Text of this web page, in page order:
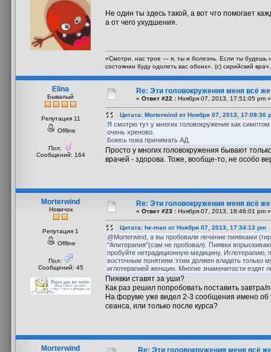
Не один ты здесь такой, а вот что помогает
а от чего ухудшения.
«Смотри, нас трое — я, ты и болезнь. Если ты будешь
состоянии буду одолеть вас обоих». (с) сирийский
Elina
Бывалый
Репутация 11
Offline
Пол:
Сообщений: 164
Re: Эти головокружения меня всё
« Ответ #22 : Ноября 07, 2013, 17:51:05 pm »
Цитата: Morterwind от Ноября 07, 2013, 17:08:30
Я смотрю тут у многих головокружение как
очень хреново.
Боюсь пока принимать АД.
Просто у многих головокружения бывают
врачей - здорова. Тоже, вообще-то, не особо
Morterwind
Новичок
Репутация 1
Offline
Пол:
Сообщений: 45
Re: Эти головокружения меня всё
« Ответ #23 : Ноября 07, 2013, 18:46:01 pm »
Цитата: he-man от Ноября 07, 2013, 17:34:13 pm
@Morterwind, а вы пробовали лечение пиявками
"Апитерапия"(сам не пробовал). Пиявки
пробуйте нетрадиционную медицину.
восточным понятиям этим должен владеть только
иглотерапией женщин. Многие знаменитости ездят
Пиявки ставят за уши?
Как раз решил попробовать поставить
На форуме уже видел 2-3 сообщения имено об
сеанса, или только после курса?
Morterwind Re: Эти головокружения меня всё